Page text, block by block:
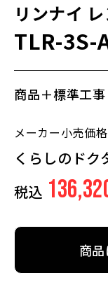
リンナイ
TLR-3S-
商品＋標準工事
メーカー小売価
くらしのドク
税込
商